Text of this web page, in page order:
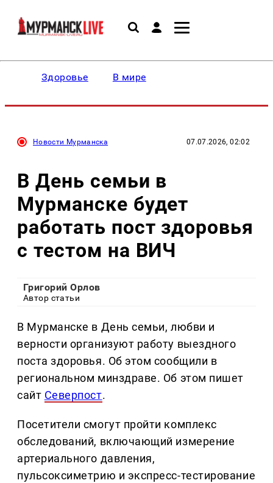
Здоровье В мире
Новости Мурманска 07.07.2026, 02:02
В День семьи в
Мурманске будет
работать пост здоровья
с тестом на ВИЧ
Григорий Орлов
Автор статьи
В Мурманске в День семьи, любви и
верности организуют работу выездного
поста здоровья. Об этом сообщили в
региональном минздраве. Об этом пишет
сайт Северпост.
Посетители смогут пройти комплекс
обследований, включающий измерение
артериального давления,
пульсоксиметрию и экспресс-тестирование